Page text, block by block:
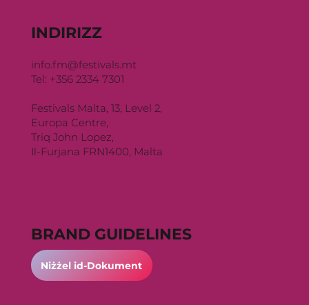
INDIRIZZ
info.fm@festivals.mt
Tel: +356 2334 7301
Festivals Malta, 13, Level 2,
Europa Centre,
Triq John Lopez,
Il-Furjana FRN1400, Malta
BRAND GUIDELINES
Niżżel id-Dokument